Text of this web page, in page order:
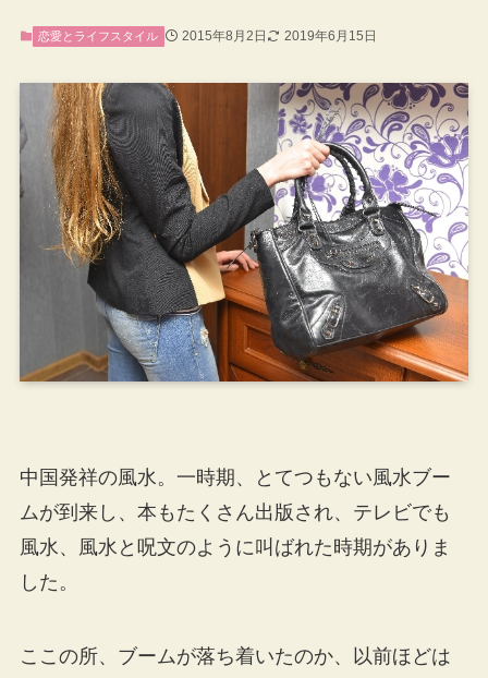
恋愛とライフスタイル 2015年8月2日 2019年6月15日
中国発祥の風水。一時期、とてつもない風水ブー
ムが到来し、本もたくさん出版され、テレビでも
風水、風水と呪文のように叫ばれた時期がありま
した。
ここの所、ブームが落ち着いたのか、以前ほどは